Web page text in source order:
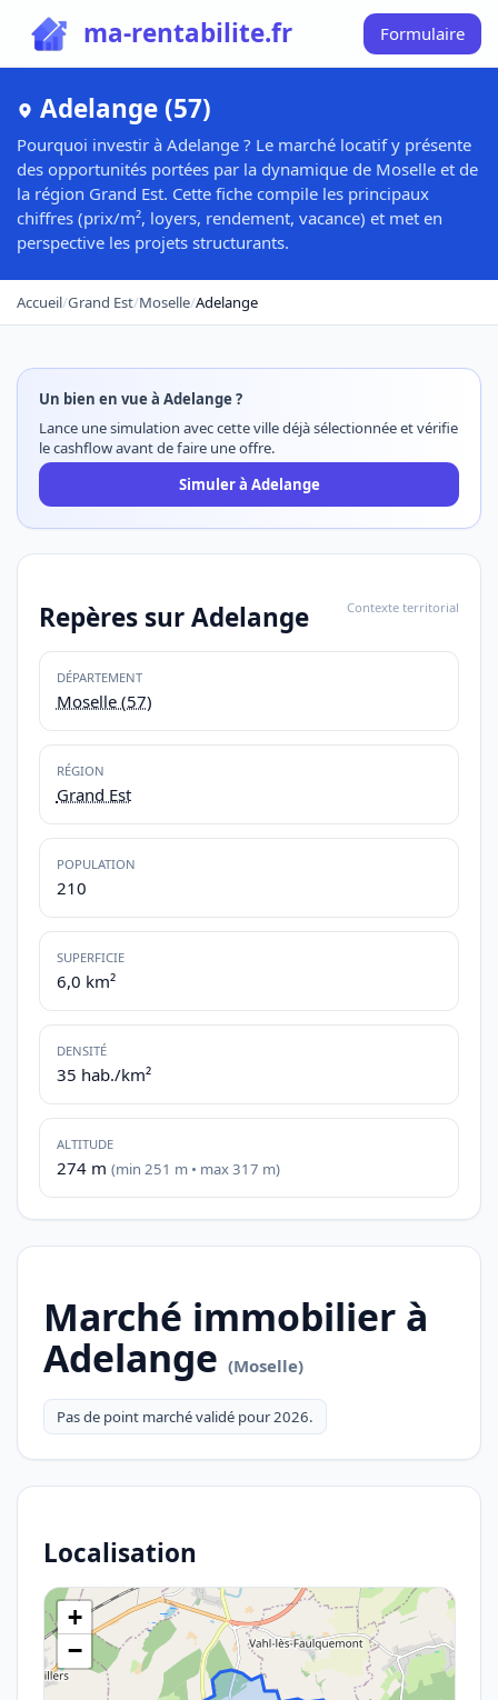
ma-rentabilite.fr Formulaire
Adelange (57)
Pourquoi investir à Adelange ? Le marché locatif y présente
des opportunités portées par la dynamique de Moselle et de
la région Grand Est. Cette fiche compile les principaux
chiffres (prix/m², loyers, rendement, vacance) et met en
perspective les projets structurants.
Accueil/Grand Est/Moselle/Adelange
Un bien en vue à Adelange ?
Lance une simulation avec cette ville déjà sélectionnée et vérifie
le cashflow avant de faire une offre.
Simuler à Adelange
Repères sur Adelange Contexte territorial
DÉPARTEMENT
Moselle (57)
RÉGION
Grand Est
POPULATION
210
SUPERFICIE
6,0 km²
DENSITÉ
35 hab./km²
ALTITUDE
274 m (min 251 m • max 317 m)
Marché immobilier à
Adelange (Moselle)
Pas de point marché validé pour 2026.
Localisation
+
−